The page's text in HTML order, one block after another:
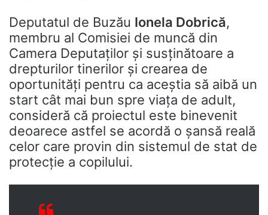
Deputatul de Buzău Ionela Dobrică,
membru al Comisiei de muncă din
Camera Deputaților și susținătoare a
drepturilor tinerilor și crearea de
oportunități pentru ca aceștia să aibă un
start cât mai bun spre viața de adult,
consideră că proiectul este binevenit
deoarece astfel se acordă o șansă reală
celor care provin din sistemul de stat de
protecție a copilului.